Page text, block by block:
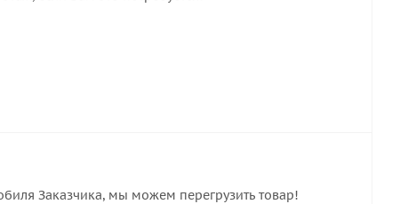
Заказчика, мы можем перегрузить товар!